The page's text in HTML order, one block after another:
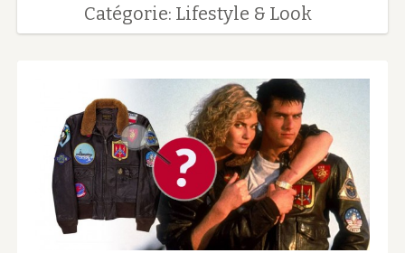
Catégorie: Lifestyle & Look